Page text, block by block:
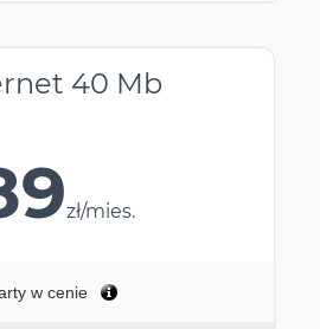
40 Mb
zł/mies.
w cenie